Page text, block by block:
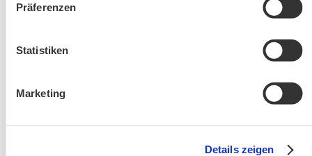
Präferenzen
Statistiken
Marketing
Details zeigen
Änderung! Aschauer Runde: Bankerlweg – Bärnsee –
Café Pauli / Das Bergpanorama rund um Aschau